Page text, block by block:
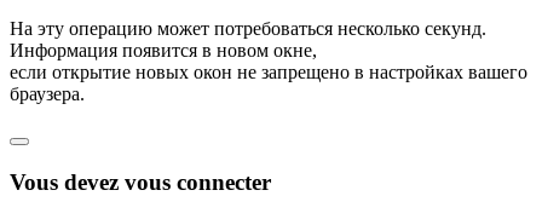
На эту операцию может потребоваться несколько секунд.
Информация появится в новом окне,
если открытие новых окон не запрещено в настройках вашего
браузера.
Vous devez vous connecter